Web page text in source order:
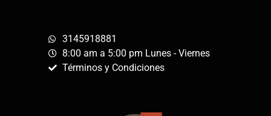
3145918881
8:00 am a 5:00 pm Lunes - Viernes
Términos y Condiciones